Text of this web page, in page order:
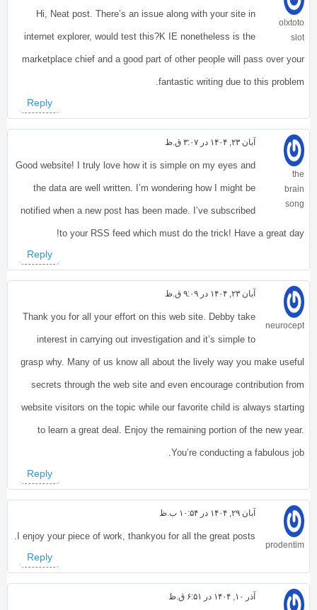
olxtoto
slot
Hi, Neat post. There’s an issue along with your site in
internet explorer, would test this?K IE nonetheless is the
marketplace chief and a good part of other people will pass over your
fantastic writing due to this problem.
Reply
the
brain
song
آبان ۲۳, ۱۴۰۴ در ۳:۰۷ ق.ظ
Good website! I truly love how it is simple on my eyes and
the data are well written. I’m wondering how I might be
notified when a new post has been made. I’ve subscribed
to your RSS feed which must do the trick! Have a great day!
Reply
neurocept
آبان ۲۳, ۱۴۰۴ در ۹:۰۹ ق.ظ
Thank you for all your effort on this web site. Debby take
interest in carrying out investigation and it’s simple to
grasp why. Many of us know all about the lively way you make useful
secrets through the web site and even encourage contribution from
website visitors on the topic while our favorite child is always starting
to learn a great deal. Enjoy the remaining portion of the new year.
You’re conducting a fabulous job.
Reply
prodentim
آبان ۲۹, ۱۴۰۴ در ۱۰:۵۴ ب.ظ
I enjoy your piece of work, thankyou for all the great posts.
Reply
آذر ۱۰, ۱۴۰۴ در ۶:۵۱ ق.ظ